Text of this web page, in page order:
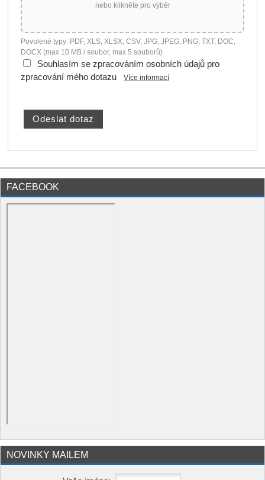
nebo klikněte pro výběr
Povolené typy: PDF, XLS, XLSX, CSV, JPG, JPEG, PNG, TXT, DOC,
DOCX (max 10 MB / soubor, max 5 souborů)
Souhlasím se zpracováním osobních údajů pro
zpracování mého dotazu
Více informací
FACEBOOK
NOVINKY MAILEM